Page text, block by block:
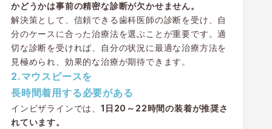
かどうかは事前の精密な診断が欠かせません。
解決策として、信頼できる歯科医師の診断を受け、自
分のケースに合った治療法を選ぶことが重要です。適
切な診断を受ければ、自分の状況に最適な治療方法を
見極められ、効果的な治療が期待できます。
2.マウスピースを
長時間着用する必要がある
インビザラインでは、 1日20～22時間の装着が推奨さ
れています。